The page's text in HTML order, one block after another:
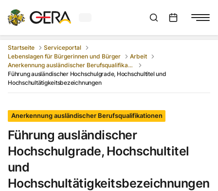
Aktuelles Wetter in GeraSuchleiste anzeigen
Startseite
Serviceportal
Lebenslagen für Bürgerinnen und Bürger
Arbeit
Anerkennung ausländischer Berufsqualifikationen
Führung ausländischer Hochschulgrade, Hochschultitel und
Hochschultätigkeitsbezeichnungen
Anerkennung ausländischer Berufsqualifikationen
Führung ausländischer
Hochschulgrade, Hochschultitel
und
Hochschultätigkeitsbezeichnungen